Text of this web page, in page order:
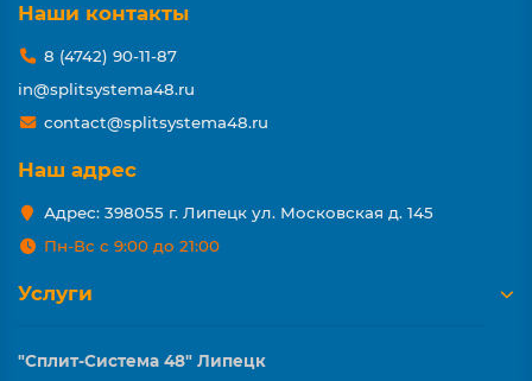
Наши контакты
8 (4742) 90-11-87
in@splitsystema48.ru
contact@splitsystema48.ru
Наш адрес
Адрес: 398055 г. Липецк ул. Московская д. 145
Пн-Вс с 9:00 до 21:00
Услуги
"Сплит-Система 48" Липецк